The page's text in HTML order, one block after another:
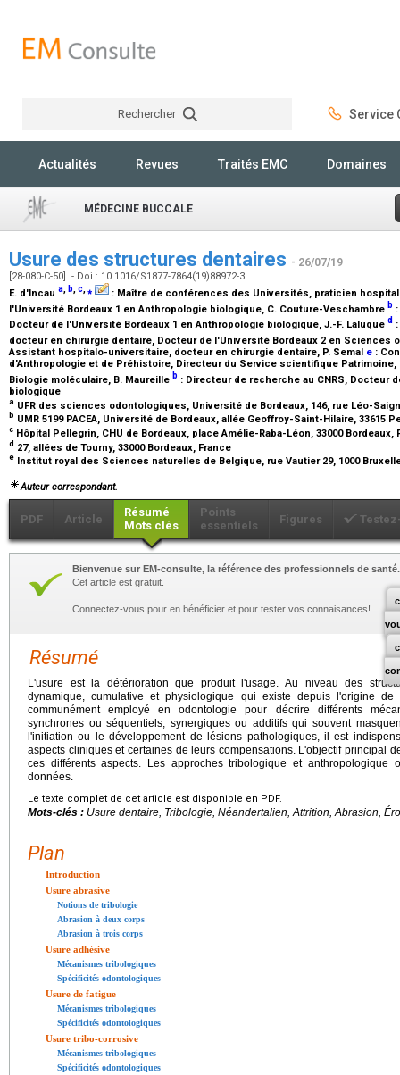
Rechercher Service
Actualités Revues Traités EMC Domaines
MÉDECINE BUCCALE
Usure des structures dentaires - 26/07/19
[28-080-C-50] - Doi : 10.1016/S1877-7864(19)88972-3
E. d'Incau a, b,c,⁎ : Maître de conférences des Universités, praticien
l'Université Bordeaux 1 en Anthropologie biologique, C. Couture-Veschambre b :
Docteur de l'Université Bordeaux 1 en Anthropologie biologique, J.-F. Laluque d :
docteur en chirurgie dentaire, Docteur de l'Université Bordeaux 2 en Sciences
Assistant hospitalo-universitaire, docteur en chirurgie dentaire, P. Semal e :
d'Anthropologie et de Préhistoire, Directeur du Service scientifique
Biologie moléculaire, B. Maureille b : Directeur de recherche au CNRS, Docteur
biologique
a UFR des sciences odontologiques, Université de Bordeaux, 146, rue Léo-
b UMR 5199 PACEA, Université de Bordeaux, allée Geoffroy-Saint-Hilaire, 33615
c Hôpital Pellegrin, CHU de Bordeaux, place Amélie-Raba-Léon, 33000 Bordeaux,
d 27, allées de Tourny, 33000 Bordeaux, France
e Institut royal des Sciences naturelles de Belgique, rue Vautier 29, 1000
Auteur correspondant.
PDF Article
Résumé
Mots clés
Points
essentiels
Figures
Bienvenue sur EM-consulte, la référence des professionnels de santé.
Cet article est gratuit.
Connectez-vous pour en bénéficier et pour tester vos connaisances!
Résumé
L'usure est la détérioration que produit l'usage. Au niveau des
dynamique, cumulative et physiologique qui existe depuis l'origine
communément employé en odontologie pour décrire différents
synchrones ou séquentiels, synergiques ou additifs qui souvent
l'initiation ou le développement de lésions pathologiques, il est
aspects cliniques et certaines de leurs compensations. L'objectif principal
ces différents aspects. Les approches tribologique et anthropologique
données.
Le texte complet de cet article est disponible en PDF.
Mots-clés : Usure dentaire, Tribologie, Néandertalien, Attrition, Abrasion,
Plan
Introduction
Usure abrasive
Notions de tribologie
Abrasion à deux corps
Abrasion à trois corps
Usure adhésive
Mécanismes tribologiques
Spécificités odontologiques
Usure de fatigue
Mécanismes tribologiques
Spécificités odontologiques
Usure tribo-corrosive
Mécanismes tribologiques
Spécificités odontologiques